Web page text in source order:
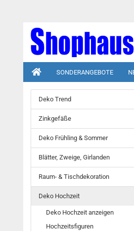
SONDERANGEBOTE
Deko Trend
Zinkgefäße
Deko Frühling & Sommer
Blätter, Zweige, Girlanden
Raum- & Tischdekoration
Deko Hochzeit
Deko Hochzeit anzeigen
Hochzeitsfiguren